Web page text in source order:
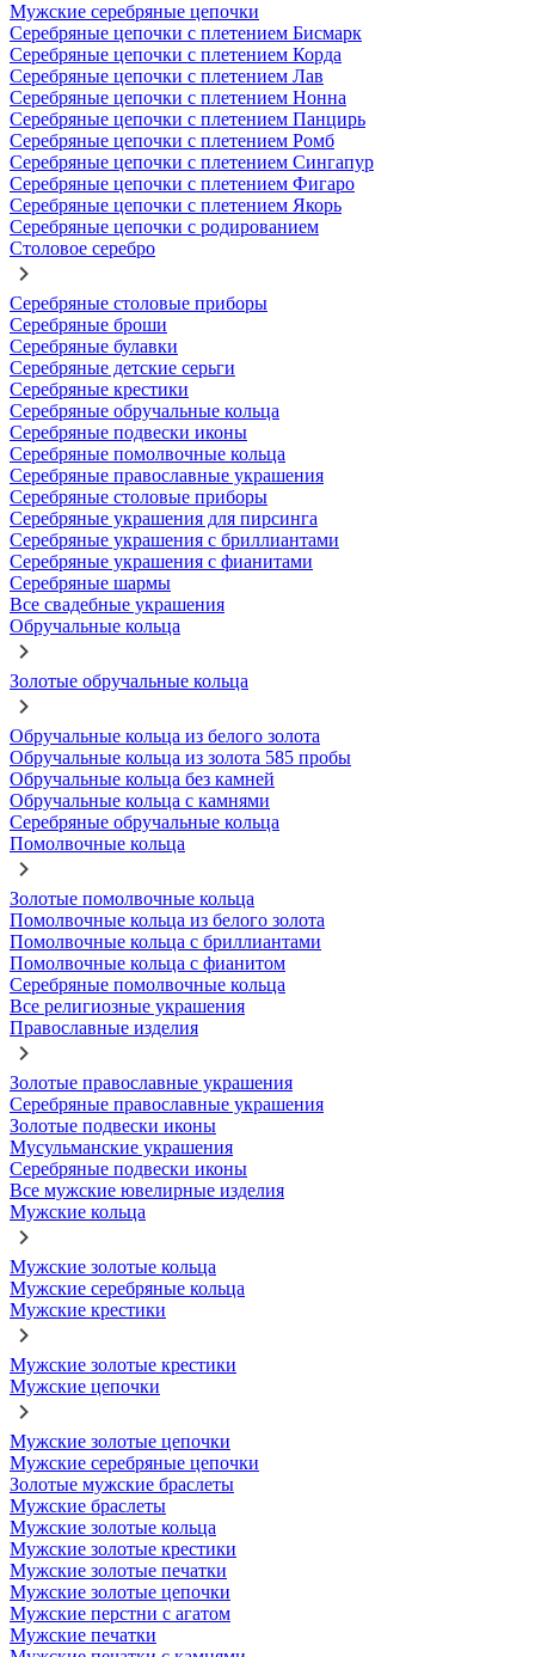
Мужские серебряные цепочки
Серебряные цепочки с плетением Бисмарк
Серебряные цепочки с плетением Корда
Серебряные цепочки с плетением Лав
Серебряные цепочки с плетением Нонна
Серебряные цепочки с плетением Панцирь
Серебряные цепочки с плетением Ромб
Серебряные цепочки с плетением Сингапур
Серебряные цепочки с плетением Фигаро
Серебряные цепочки с плетением Якорь
Серебряные цепочки с родированием
Столовое серебро
Серебряные столовые приборы
Серебряные броши
Серебряные булавки
Серебряные детские серьги
Серебряные крестики
Серебряные обручальные кольца
Серебряные подвески иконы
Серебряные помолвочные кольца
Серебряные православные украшения
Серебряные столовые приборы
Серебряные украшения для пирсинга
Серебряные украшения с бриллиантами
Серебряные украшения с фианитами
Серебряные шармы
Все свадебные украшения
Обручальные кольца
Золотые обручальные кольца
Обручальные кольца из белого золота
Обручальные кольца из золота 585 пробы
Обручальные кольца без камней
Обручальные кольца с камнями
Серебряные обручальные кольца
Помолвочные кольца
Золотые помолвочные кольца
Помолвочные кольца из белого золота
Помолвочные кольца с бриллиантами
Помолвочные кольца с фианитом
Серебряные помолвочные кольца
Все религиозные украшения
Православные изделия
Золотые православные украшения
Серебряные православные украшения
Золотые подвески иконы
Мусульманские украшения
Серебряные подвески иконы
Все мужские ювелирные изделия
Мужские кольца
Мужские золотые кольца
Мужские серебряные кольца
Мужские крестики
Мужские золотые крестики
Мужские цепочки
Мужские золотые цепочки
Мужские серебряные цепочки
Золотые мужские браслеты
Мужские браслеты
Мужские золотые кольца
Мужские золотые крестики
Мужские золотые печатки
Мужские золотые цепочки
Мужские перстни с агатом
Мужские печатки